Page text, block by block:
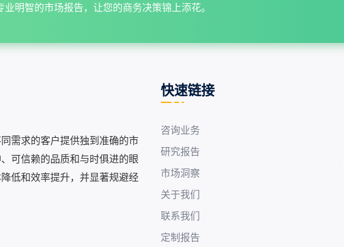
明智的市场报告，让您的商务决策锦上添花。
需求的客户提供独到准确的市
可信赖的品质和与时俱进的眼
低和效率提升，并显著规避经
快速链接
咨询业务
研究报告
市场洞察
关于我们
联系我们
定制报告